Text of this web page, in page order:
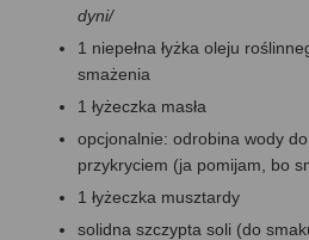
dyni/
1 niepełna łyżka oleju
smażenia
1 łyżeczka masła
opcjonalnie: odrobina wody
przykryciem (ja pomijam, bo
1 łyżeczka musztardy
solidna szczypta soli (do